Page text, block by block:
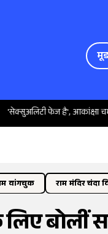
फेज है', आकांक्षा चमोला के इस
वांगचुक राम मंदिर चंदा
बोलीं